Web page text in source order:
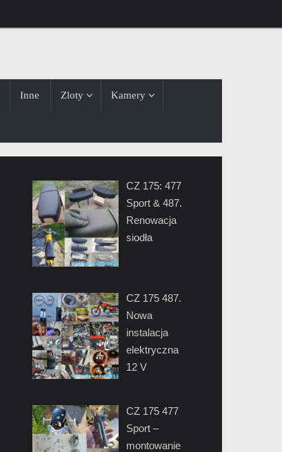
Inne Zloty Kamery
CZ 175: 477
Sport & 487.
Renowacja
siodła
CZ 175 487.
Nowa
instalacja
elektryczna
12 V
CZ 175 477
Sport –
montowanie